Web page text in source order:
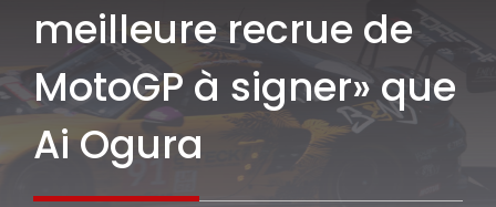
meilleure recrue de
MotoGP à signer» que
Ai Ogura